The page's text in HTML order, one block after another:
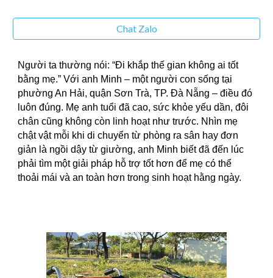
Chat Zalo
Người ta thường nói: “Đi khắp thế gian không ai tốt
bằng mẹ.” Với anh Minh – một người con sống tại
phường An Hải, quận Sơn Trà, TP. Đà Nẵng – điều đó
luôn đúng. Mẹ anh tuổi đã cao, sức khỏe yếu dần, đôi
chân cũng không còn linh hoạt như trước. Nhìn mẹ
chật vật mỗi khi di chuyển từ phòng ra sân hay đơn
giản là ngồi dậy từ giường, anh Minh biết đã đến lúc
phải tìm một giải pháp hỗ trợ tốt hơn để mẹ có thể
thoải mái và an toàn hơn trong sinh hoạt hằng ngày.